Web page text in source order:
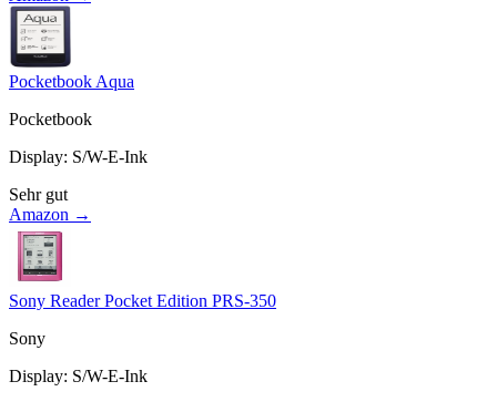
Pocketbook Aqua
Pocketbook
Display: S/W-E-Ink
Sehr gut
Amazon →
Sony Reader Pocket Edition PRS-350
Sony
Display: S/W-E-Ink